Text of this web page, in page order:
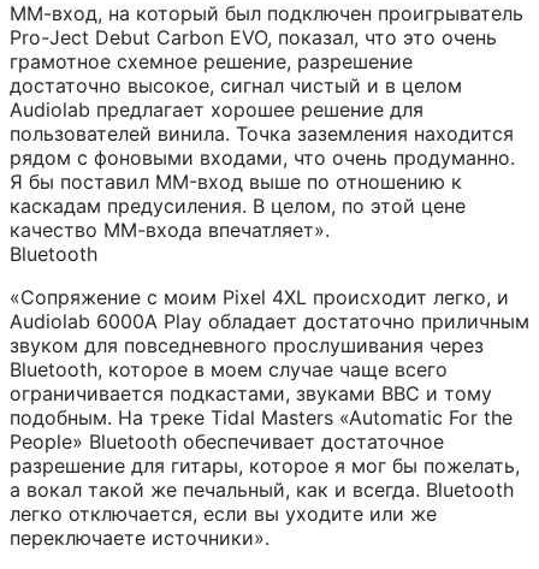
ММ-вход, на который был подключен проигрыватель
Pro-Ject Debut Carbon EVO, показал, что это очень
грамотное схемное решение, разрешение
достаточно высокое, сигнал чистый и в целом
Audiolab предлагает хорошее решение для
пользователей винила. Точка заземления находится
рядом с фоновыми входами, что очень продуманно.
Я бы поставил MM-вход выше по отношению к
каскадам предусиления. В целом, по этой цене
качество ММ-входа впечатляет».
Bluetooth
«Сопряжение с моим Pixel 4XL происходит легко, и
Audiolab 6000A Play обладает достаточно приличным
звуком для повседневного прослушивания через
Bluetooth, которое в моем случае чаще всего
ограничивается подкастами, звуками BBC и тому
подобным. На треке Tidal Masters «Automatic For the
People» Bluetooth обеспечивает достаточное
разрешение для гитары, которое я мог бы пожелать,
а вокал такой же печальный, как и всегда. Bluetooth
легко отключается, если вы уходите или же
переключаете источники».